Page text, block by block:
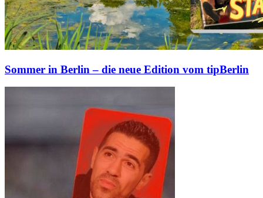
Sommer in Berlin – die neue Edition vom tipBerlin